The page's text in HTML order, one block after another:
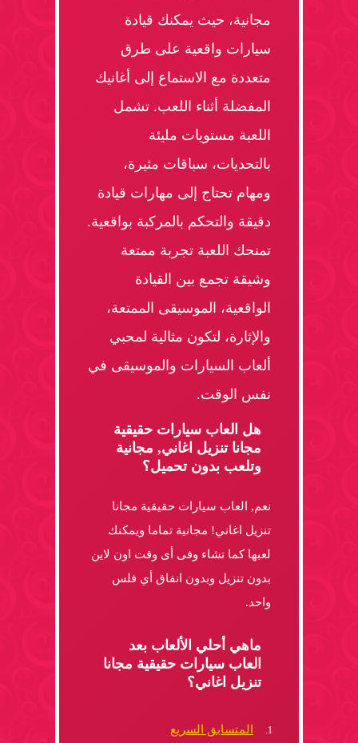
مجانية، حيث يمكنك قيادة
سيارات واقعية على طرق
متعددة مع الاستماع إلى أغانيك
المفضلة أثناء اللعب. تشمل
اللعبة مستويات مليئة
بالتحديات، سباقات مثيرة،
ومهام تحتاج إلى مهارات قيادة
دقيقة والتحكم بالمركبة بواقعية.
تمنحك اللعبة تجربة ممتعة
وشيقة تجمع بين القيادة
الواقعية، الموسيقى الممتعة،
والإثارة، لتكون مثالية لمحبي
ألعاب السيارات والموسيقى في
نفس الوقت.
هل العاب سيارات حقيقية
مجانا تنزيل اغاني, مجانية
وتلعب بدون تحميل؟
نعم, العاب سيارات حقيقية مجانا
تنزيل اغاني! مجانية تماما ويمكنك
لعبها كما تشاء وفى أى وقت اون لاين
بدون تنزيل وبدون انفاق أي فلس
واحد.
ماهي أحلي الألعاب بعد
العاب سيارات حقيقية مجانا
تنزيل اغاني؟
المتسابق السريع